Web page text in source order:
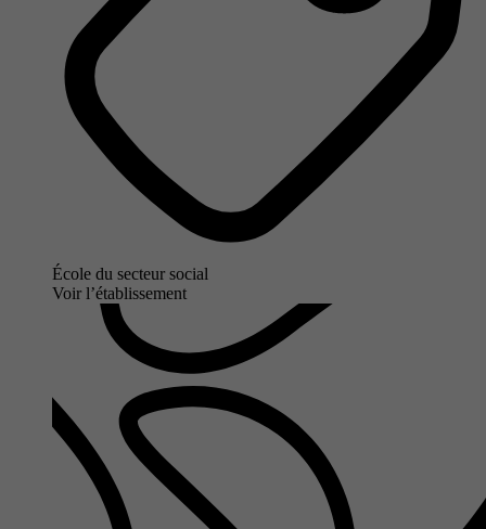
École du secteur social
Voir l’établissement